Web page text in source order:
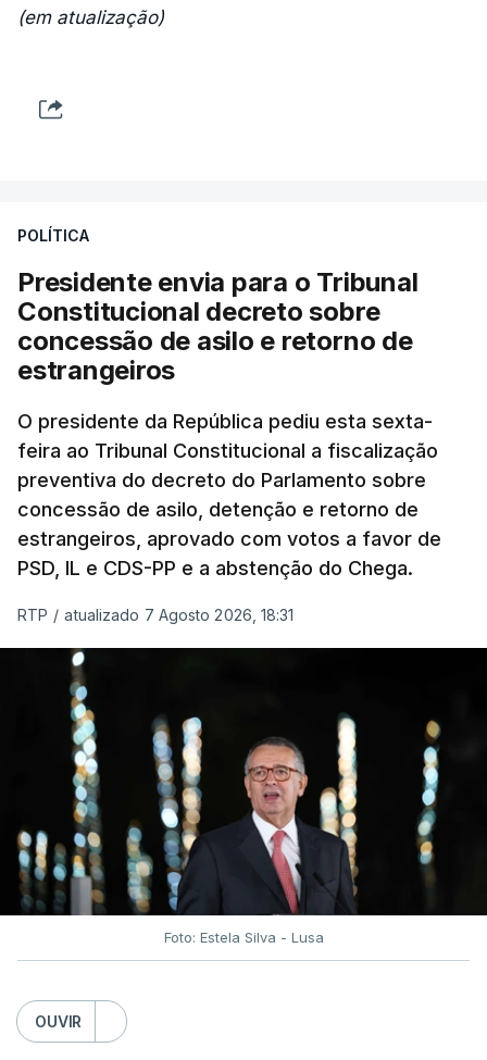
(em atualização)
POLÍTICA
Presidente envia para o Tribunal
Constitucional decreto sobre
concessão de asilo e retorno de
estrangeiros
O presidente da República pediu esta sexta-
feira ao Tribunal Constitucional a fiscalização
preventiva do decreto do Parlamento sobre
concessão de asilo, detenção e retorno de
estrangeiros, aprovado com votos a favor de
PSD, IL e CDS-PP e a abstenção do Chega.
RTP / atualizado 7 Agosto 2026, 18:31
Foto: Estela Silva - Lusa
OUVIR